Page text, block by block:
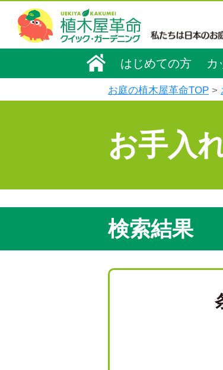
はじめての方 カ
お庭の植木屋革命TOP
お手入
検索結果